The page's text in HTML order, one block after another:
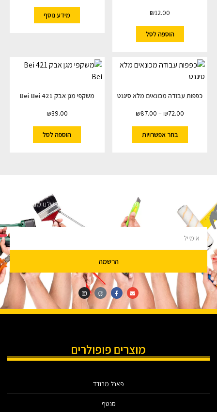
₪12.00
הוספה לסל
מידע נוסף
כפפות עבודה מכונאים מלא סיגנט
₪72.00
–
₪87.00
בחר אפשרויות
משקפי מגן אבק 421 Bei Bei
₪39.00
הוספה לסל
השארו מעודכנים
מעוניינים לקבל עדכונים על מבצעים והנחות הירשמו לניוזלטר שלנו מבטיחים לא
הרשמה
מוצרים פופולרים
פאנל מבודד
סנטף